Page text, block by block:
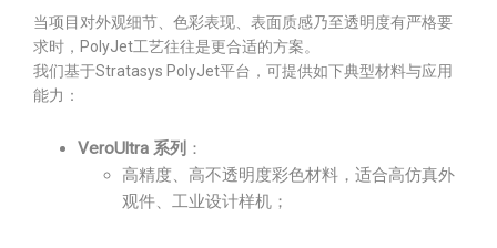
当项目对外观细节、色彩表现、表面质感乃至透明度有严格要
求时，PolyJet工艺往往是更合适的方案。
我们基于Stratasys PolyJet平台，可提供如下典型材料与应用
能力：
VeroUltra 系列 ：
高精度、高不透明度彩色材料，适合高仿真外
观件、工业设计样机；